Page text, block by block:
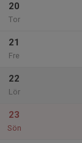
20
Tor
21
Fre
22
Lör
23
Sön